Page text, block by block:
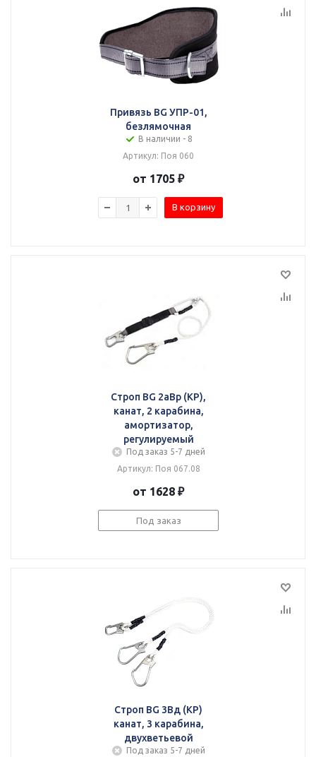
Привязь BG УПР-01,
безлямочная
В наличии - 8
Артикул: Поя 060
от 1705 ₽
В корзину
Строп BG 2аВр (КР),
канат, 2 карабина,
амортизатор,
регулируемый
Под заказ 5-7 дней
Артикул: Поя 067.08
от 1628 ₽
Под заказ
Строп BG 3Вд (КР)
канат, 3 карабина,
двухветьевой
Под заказ 5-7 дней